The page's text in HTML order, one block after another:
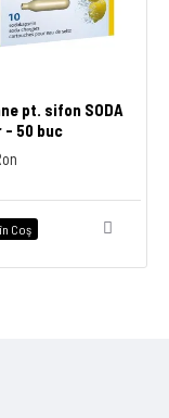
pt. sifon SODA
- 50 buc
Coş